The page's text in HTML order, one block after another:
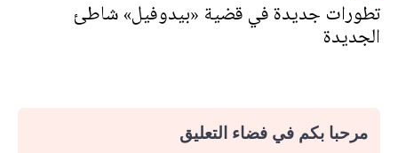
تطورات جديدة في قضية «بيدوفيل» شاطئ
الجديدة
مرحبا بكم في فضاء التعليق